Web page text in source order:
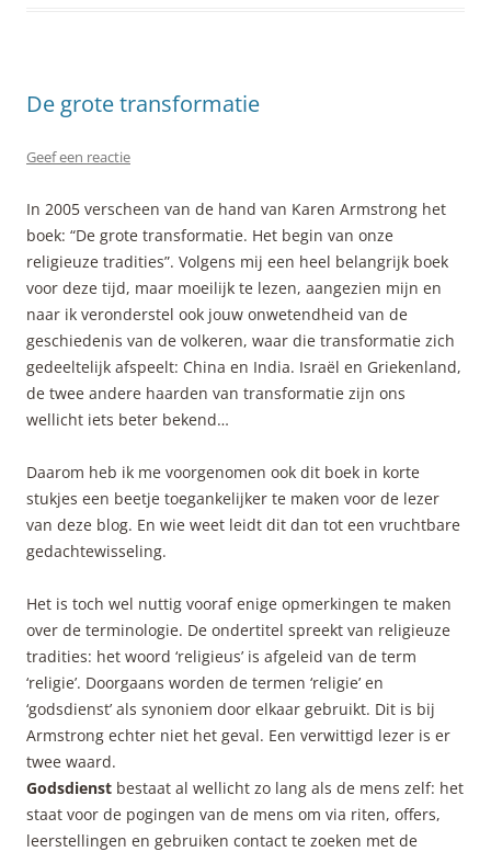
De grote transformatie
Geef een reactie
In 2005 verscheen van de hand van Karen Armstrong het
boek: “De grote transformatie. Het begin van onze
religieuze tradities”. Volgens mij een heel belangrijk boek
voor deze tijd, maar moeilijk te lezen, aangezien mijn en
naar ik veronderstel ook jouw onwetendheid van de
geschiedenis van de volkeren, waar die transformatie zich
gedeeltelijk afspeelt: China en India. Israël en Griekenland,
de twee andere haarden van transformatie zijn ons
wellicht iets beter bekend…
Daarom heb ik me voorgenomen ook dit boek in korte
stukjes een beetje toegankelijker te maken voor de lezer
van deze blog. En wie weet leidt dit dan tot een vruchtbare
gedachtewisseling.
Het is toch wel nuttig vooraf enige opmerkingen te maken
over de terminologie. De ondertitel spreekt van religieuze
tradities: het woord ‘religieus’ is afgeleid van de term
‘religie’. Doorgaans worden de termen ‘religie’ en
‘godsdienst’ als synoniem door elkaar gebruikt. Dit is bij
Armstrong echter niet het geval. Een verwittigd lezer is er
twee waard.
Godsdienst bestaat al wellicht zo lang als de mens zelf: het
staat voor de pogingen van de mens om via riten, offers,
leerstellingen en gebruiken contact te zoeken met de